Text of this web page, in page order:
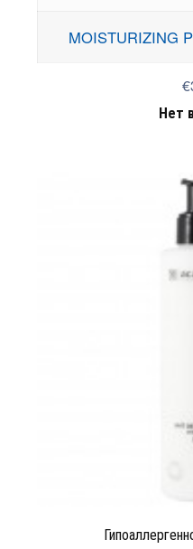
MOISTURIZING
Нет